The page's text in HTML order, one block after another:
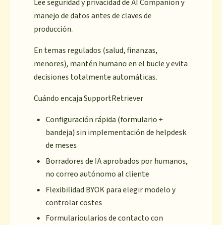
Lee seguridad y privacidad de AI Companion y
manejo de datos antes de claves de
producción.
En temas regulados (salud, finanzas,
menores), mantén humano en el bucle y evita
decisiones totalmente automáticas.
Cuándo encaja SupportRetriever
Configuración rápida (formulario +
bandeja) sin implementación de helpdesk
de meses
Borradores de IA aprobados por humanos,
no correo autónomo al cliente
Flexibilidad BYOK para elegir modelo y
controlar costes
Formularioularios de contacto con